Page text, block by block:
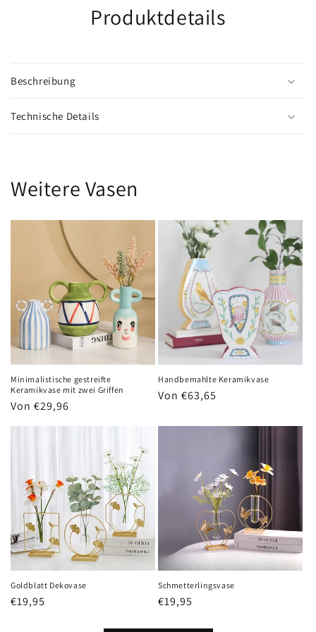
Produktdetails
Beschreibung
Technische Details
Weitere Vasen
Minimalistische gestreifte
Keramikvase mit zwei Griffen
Normaler
Von €29,96
Handbemahlte Keramikvase
Normaler
Von €63,65
Goldblatt Dekovase
Normaler
€19,95
Schmetterlingsvase
Normaler
€19,95